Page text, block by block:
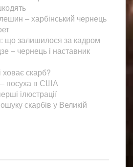
– харбінський чернець
що залишилося за кадром
– чернець і наставник
скарб?
посуха в США
ілюстрації
скарбів у Великій